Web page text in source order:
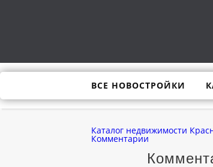
ВСЕ НОВОСТРОЙКИ
Каталог недвижимости
Комментарии